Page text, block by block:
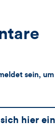
sein,
hier ein